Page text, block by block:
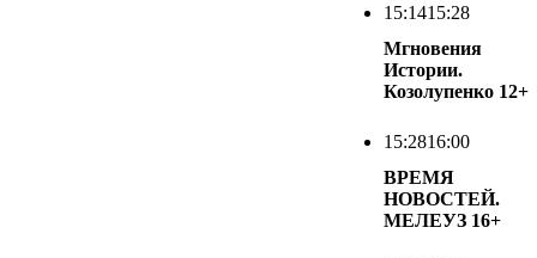
15:1415:28
Мгновения
Истории.
Козолупенко 12+
15:2816:00
ВРЕМЯ
НОВОСТЕЙ.
МЕЛЕУЗ 16+